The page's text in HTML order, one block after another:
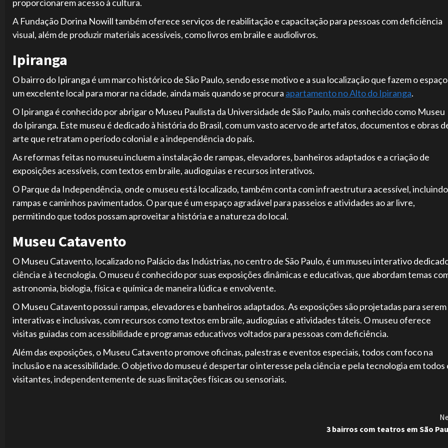
proporcionarem acesso à cultura.
A Fundação Dorina Nowill também oferece serviços de reabilitação e capacitação para pessoas com deficiência
visual, além de produzir materiais acessíveis, como livros em braile e audiolivros.
Ipiranga
O bairro do Ipiranga é um marco histórico de São Paulo, sendo esse motivo e a sua localização que fazem o espaço
um excelente local para morar na cidade, ainda mais quando se procura apartamento no Alto do Ipiranga.
O Ipiranga é conhecido por abrigar o Museu Paulista da Universidade de São Paulo, mais conhecido como Museu
do Ipiranga. Este museu é dedicado à história do Brasil, com um vasto acervo de artefatos, documentos e obras
arte que retratam o período colonial e a independência do país.
As reformas feitas no museu incluem a instalação de rampas, elevadores, banheiros adaptados e a criação de
exposições acessíveis, com textos em braile, audioguias e recursos interativos.
O Parque da Independência, onde o museu está localizado, também conta com infraestrutura acessível, incluindo
rampas e caminhos pavimentados. O parque é um espaço agradável para passeios e atividades ao ar livre,
permitindo que todos possam aproveitar a história e a natureza do local.
Museu Catavento
O Museu Catavento, localizado no Palácio das Indústrias, no centro de São Paulo, é um museu interativo
ciência e à tecnologia. O museu é conhecido por suas exposições dinâmicas e educativas, que abordam temas
astronomia, biologia, física e química de maneira lúdica e envolvente.
O Museu Catavento possui rampas, elevadores e banheiros adaptados. As exposições são projetadas para serem
interativas e inclusivas, com recursos como textos em braile, audioguias e atividades táteis. O museu oferece
visitas guiadas com acessibilidade e programas educativos voltados para pessoas com deficiência.
Além das exposições, o Museu Catavento promove oficinas, palestras e eventos especiais, todos com foco na
inclusão e na acessibilidade. O objetivo do museu é despertar o interesse pela ciência e pela tecnologia em todos
visitantes, independentemente de suas limitações físicas ou sensoriais.
3 bairros com teatros em São